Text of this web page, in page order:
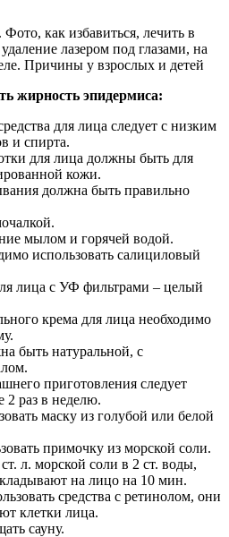
жирность эпидермиса:
для лица следует с низким
и спирта.
для лица должны быть для
кожи.
должна быть правильно
мылом и горячей водой.
использовать салициловый
лица с УФ фильтрами – целый
крема для лица необходимо
быть натуральной, с
приготовления следует
2 раз в неделю.
маску из голубой или белой
примочку из морской соли.
л. морской соли в 2 ст. воды,
на лицо на 10 мин.
средства с ретинолом, они
клетки лица.
сауну.